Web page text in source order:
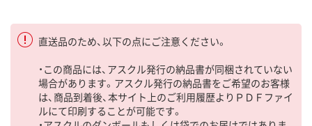
直送品のため、以下の点にご注意ください。
・この商品には、アスクル発行の納品書が同梱されていない
場合があります。アスクル発行の納品書をご希望のお客様
は、商品到着後、本サイト上のご利用履歴よりＰＤＦファイ
ルにて印刷することが可能です。